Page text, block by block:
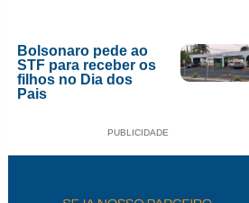
Bolsonaro pede ao
STF para receber os
filhos no Dia dos
Pais
PUBLICIDADE